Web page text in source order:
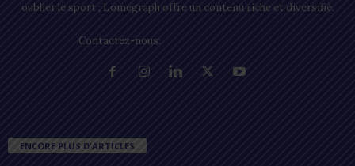
oublier le sport ; Lomegraph offre un contenu riche et diversifié.
Contactez-nous:
ENCORE PLUS D'ARTICLES